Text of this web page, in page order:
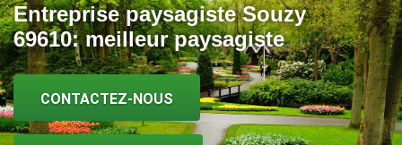
Entreprise paysagiste Souzy
69610: meilleur paysagiste
CONTACTEZ-NOUS